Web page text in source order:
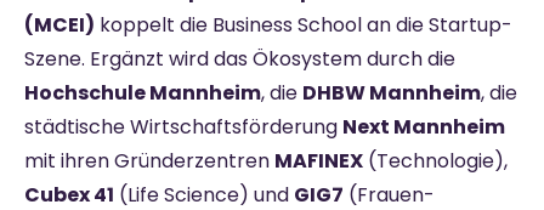
(MCEI) koppelt die Business School an die Startup-
Szene. Ergänzt wird das Ökosystem durch die
Hochschule Mannheim, die DHBW Mannheim, die
städtische Wirtschaftsförderung Next Mannheim
mit ihren Gründerzentren MAFINEX (Technologie),
Cubex 41 (Life Science) und GIG7 (Frauen-